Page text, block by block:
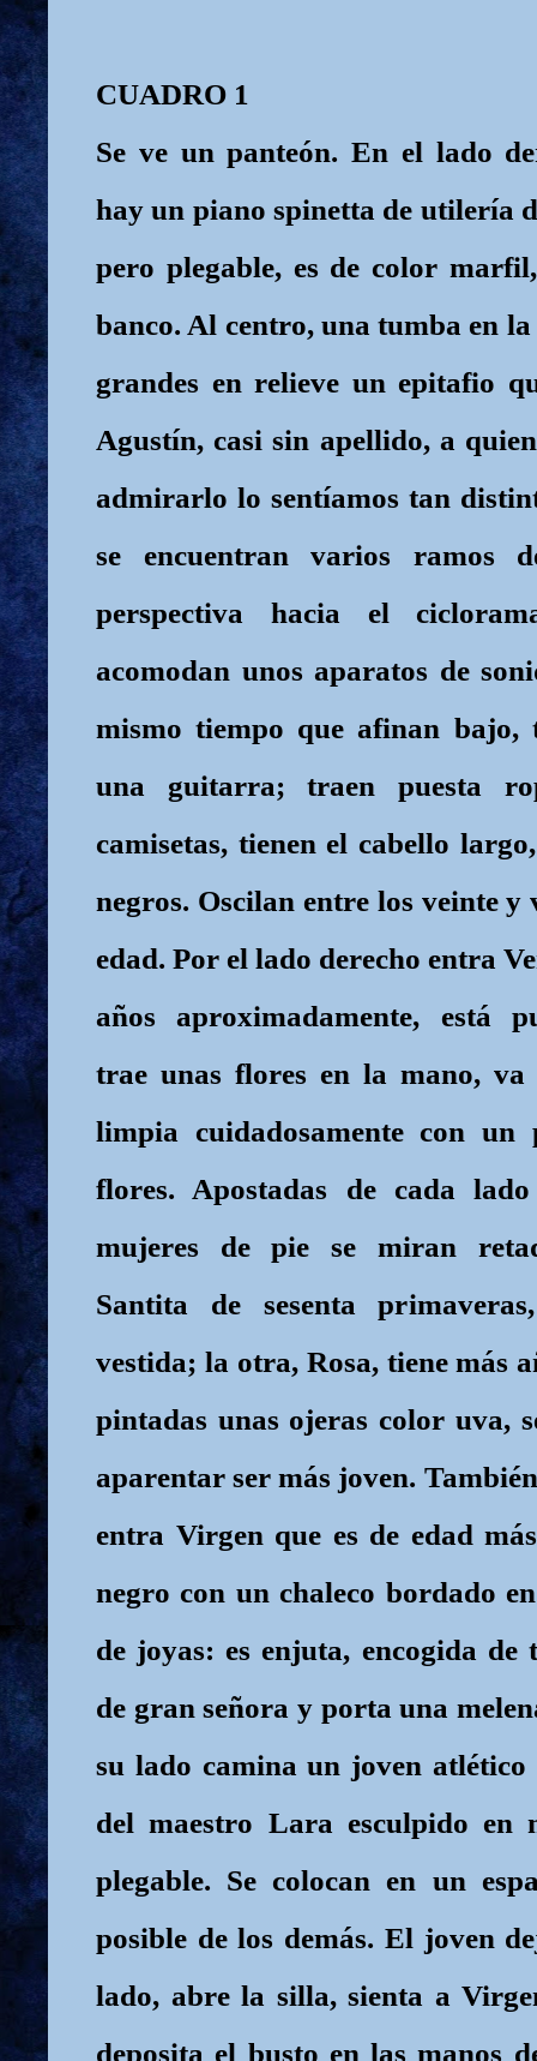
CUADRO 1
Se ve un panteón. En el lado
hay un piano spinetta de utilería
pero plegable, es de color
banco. Al centro, una tumba en la
grandes en relieve un epitafio
Agustín, casi sin apellido, a
admirarlo lo sentíamos tan
se encuentran varios ramos
perspectiva hacia el
acomodan unos aparatos de
mismo tiempo que afinan bajo,
una guitarra; traen puesta
camisetas, tienen el cabello
negros. Oscilan entre los veinte y
edad. Por el lado derecho entra
años aproximadamente, está
trae unas flores en la mano,
limpia cuidadosamente con un
flores. Apostadas de cada
mujeres de pie se miran
Santita de sesenta
vestida; la otra, Rosa, tiene más
pintadas unas ojeras color uva,
aparentar ser más joven.
entra Virgen que es de edad
negro con un chaleco bordado
de joyas: es enjuta, encogida
de gran señora y porta una
su lado camina un joven
del maestro Lara esculpido
plegable. Se colocan en un
posible de los demás. El joven
lado, abre la silla, sienta a
deposita el busto en las manos